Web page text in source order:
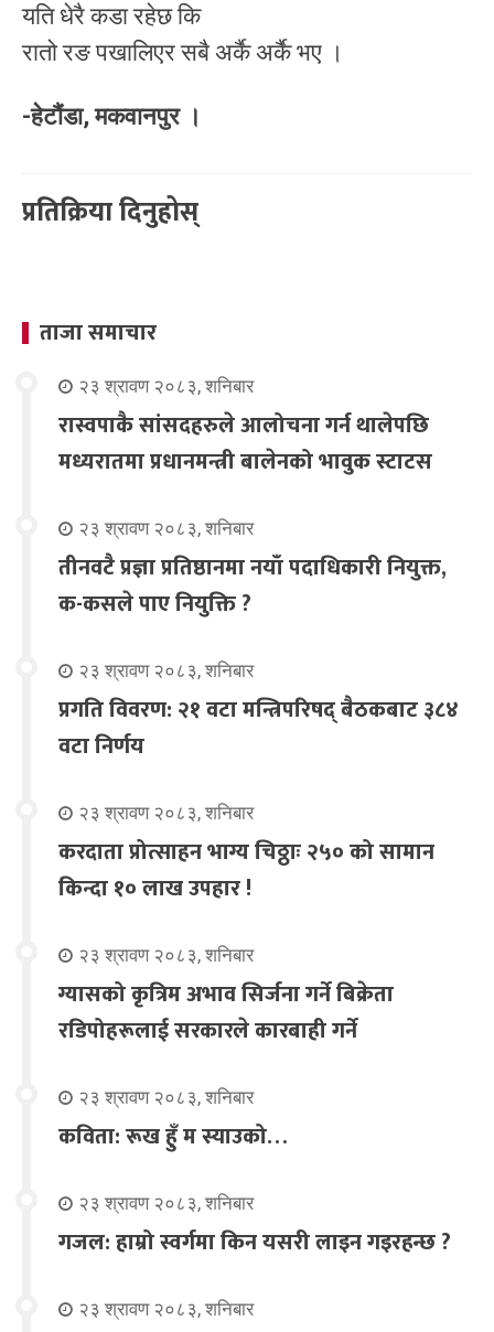
यति धेरै कडा रहेछ कि
रातो रङ पखालिएर सबै अर्कै अर्कै भए ।
-हेटौंडा, मकवानपुर ।
प्रतिक्रिया दिनुहोस्
ताजा समाचार
२३ श्रावण २०८३, शनिबार
रास्वपाकै सांसदहरुले आलोचना गर्न थालेपछि
मध्यरातमा प्रधानमन्त्री बालेनको भावुक स्टाटस
२३ श्रावण २०८३, शनिबार
तीनवटै प्रज्ञा प्रतिष्ठानमा नयाँ पदाधिकारी नियुक्त,
क-कसले पाए नियुक्ति ?
२३ श्रावण २०८३, शनिबार
प्रगति विवरण: २१ वटा मन्त्रिपरिषद् बैठकबाट ३८४
वटा निर्णय
२३ श्रावण २०८३, शनिबार
करदाता प्रोत्साहन भाग्य चिठ्ठाः २५० को सामान
किन्दा १० लाख उपहार !
२३ श्रावण २०८३, शनिबार
ग्यासको कृत्रिम अभाव सिर्जना गर्ने बिक्रेता
रडिपोहरूलाई सरकारले कारबाही गर्ने
२३ श्रावण २०८३, शनिबार
कविता: रूख हुँ म स्याउको…
२३ श्रावण २०८३, शनिबार
गजल: हाम्रो स्वर्गमा किन यसरी लाइन गइरहन्छ ?
२३ श्रावण २०८३, शनिबार